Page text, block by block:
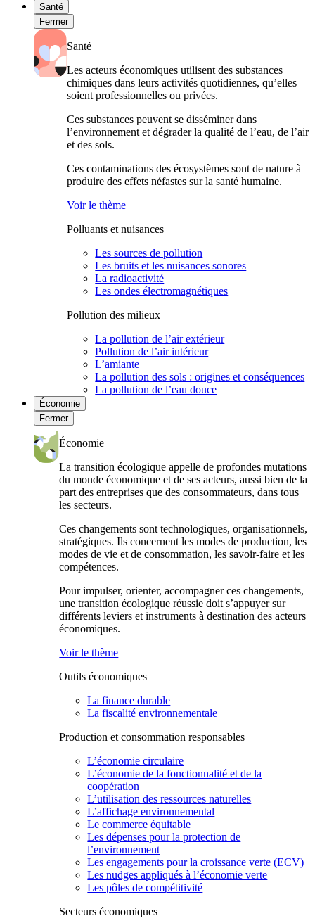
Santé
Fermer
Santé
Les acteurs économiques utilisent des substances
chimiques dans leurs activités quotidiennes, qu’elles
soient professionnelles ou privées.
Ces substances peuvent se disséminer dans
l’environnement et dégrader la qualité de l’eau, de l’air
et des sols.
Ces contaminations des écosystèmes sont de nature à
produire des effets néfastes sur la santé humaine.
Voir le thème
Polluants et nuisances
Les sources de pollution
Les bruits et les nuisances sonores
La radioactivité
Les ondes électromagnétiques
Pollution des milieux
La pollution de l’air extérieur
Pollution de l’air intérieur
L’amiante
La pollution des sols : origines et conséquences
La pollution de l’eau douce
Économie
Fermer
Économie
La transition écologique appelle de profondes mutations
du monde économique et de ses acteurs, aussi bien de la
part des entreprises que des consommateurs, dans tous
les secteurs.
Ces changements sont technologiques, organisationnels,
stratégiques. Ils concernent les modes de production, les
modes de vie et de consommation, les savoir-faire et les
compétences.
Pour impulser, orienter, accompagner ces changements,
une transition écologique réussie doit s’appuyer sur
différents leviers et instruments à destination des acteurs
économiques.
Voir le thème
Outils économiques
La finance durable
La fiscalité environnementale
Production et consommation responsables
L’économie circulaire
L’économie de la fonctionnalité et de la
coopération
L’utilisation des ressources naturelles
L’affichage environnemental
Le commerce équitable
Les dépenses pour la protection de
l’environnement
Les engagements pour la croissance verte (ECV)
Les nudges appliqués à l’économie verte
Les pôles de compétitivité
Secteurs économiques